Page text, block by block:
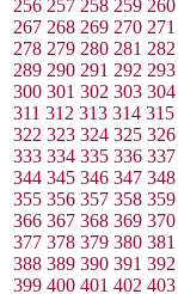
256 257 258 259 260
267 268 269 270 271
278 279 280 281 282
289 290 291 292 293
300 301 302 303 304
311 312 313 314 315
322 323 324 325 326
333 334 335 336 337
344 345 346 347 348
355 356 357 358 359
366 367 368 369 370
377 378 379 380 381
388 389 390 391 392
399 400 401 402 403